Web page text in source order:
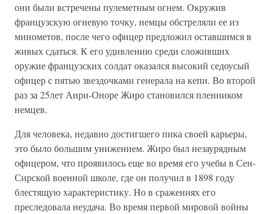
они были встречены пулеметным огнем. Окружив
французскую огневую точку, немцы обстреляли ее из
минометов, после чего офицер предложил оставшимся в
живых сдаться. К его удивлению среди сложивших
оружие французских солдат оказался высокий седоусый
офицер с пятью звездочками генерала на кепи. Во второй
раз за 25лет Анри-Оноре Жиро становился пленником
немцев.
Для человека, недавно достигшего пика своей карьеры,
это было большим унижением. Жиро был незаурядным
офицером, что проявилось еще во время его учебы в Сен-
Сирской военной школе, где он получил в 1898 году
блестящую характеристику. Но в сражениях его
преследовала неудача. Во время первой мировой войны